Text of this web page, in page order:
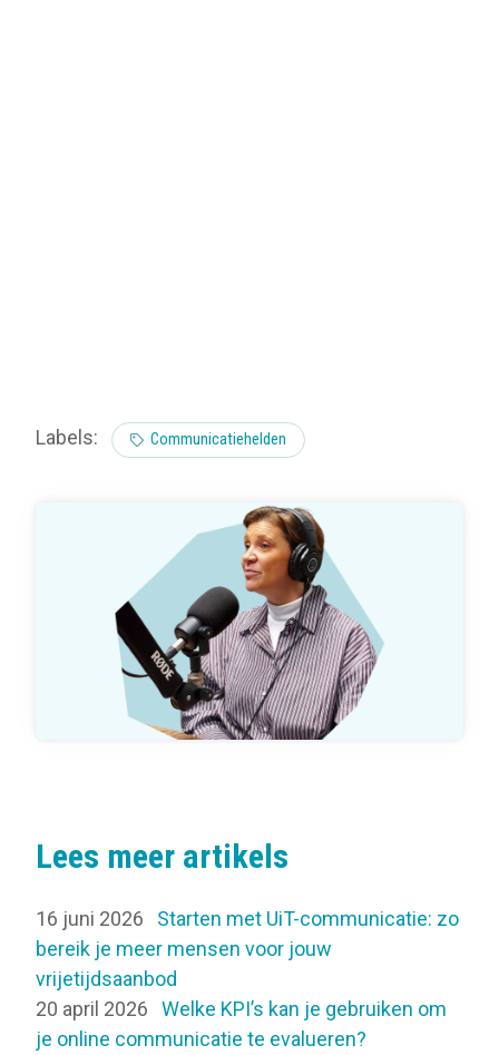
Labels: Communicatiehelden
Lees meer artikels
16 juni 2026
Starten met UiT-communicatie: zo
bereik je meer mensen voor jouw
vrijetijdsaanbod
20 april 2026
Welke KPI’s kan je gebruiken om
je online communicatie te evalueren?